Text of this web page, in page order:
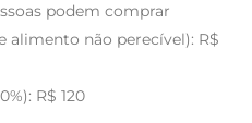
podem comprar
alimento não perecível): R$
R$ 120